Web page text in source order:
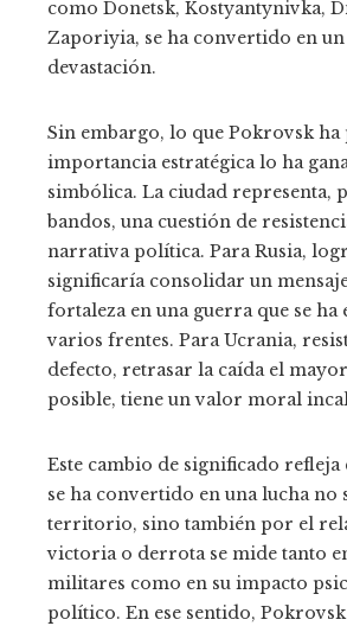
como Donetsk, Kostyantynivka,
Zaporiyia, se ha convertido en
devastación.
Sin embargo, lo que Pokrovsk
importancia estratégica lo ha
simbólica. La ciudad representa,
bandos, una cuestión de
narrativa política. Para Rusia,
significaría consolidar un
fortaleza en una guerra que se ha
varios frentes. Para Ucrania,
defecto, retrasar la caída el
posible, tiene un valor moral
Este cambio de significado
se ha convertido en una lucha no
territorio, sino también por el
victoria o derrota se mide tanto
militares como en su impacto
político. En ese sentido, Pokrovsk